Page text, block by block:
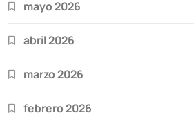
mayo 2026
abril 2026
marzo 2026
febrero 2026